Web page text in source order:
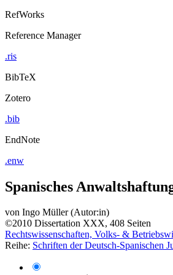
RefWorks
Reference Manager
.ris
BibTeX
Zotero
.bib
EndNote
.enw
Spanisches
von Ingo Müller (Autor:in)
©2010 Dissertation XXX, 408 Seiten
Rechtswissenschaften, Volks- &
Reihe: Schriften der Deutsch-Spanischen